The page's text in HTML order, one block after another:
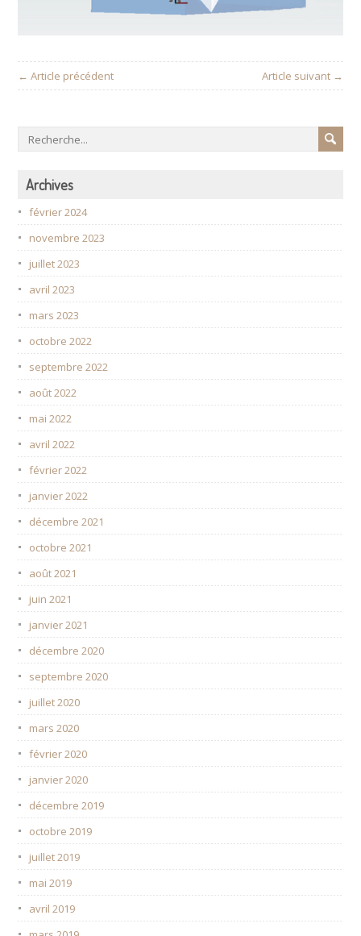
← Article précédent Article suivant →
Archives
février 2024
novembre 2023
juillet 2023
avril 2023
mars 2023
octobre 2022
septembre 2022
août 2022
mai 2022
avril 2022
février 2022
janvier 2022
décembre 2021
octobre 2021
août 2021
juin 2021
janvier 2021
décembre 2020
septembre 2020
juillet 2020
mars 2020
février 2020
janvier 2020
décembre 2019
octobre 2019
juillet 2019
mai 2019
avril 2019